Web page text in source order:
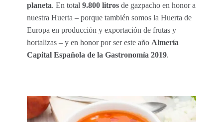
planeta. En total 9.800 litros de gazpacho en honor a
nuestra Huerta – porque también somos la Huerta de
Europa en producción y exportación de frutas y
hortalizas – y en honor por ser este año Almería
Capital Española de la Gastronomía 2019.